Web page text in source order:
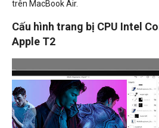
trên MacBook Air.
Cấu hình trang bị CPU Intel
Apple T2